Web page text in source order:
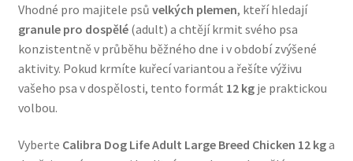
Vodítka a obojky
Wolf of Wilderness
Vhodné pro majitele psů velkých plemen, kteří hledají
granule pro dospělé(adult) a chtějí krmit svého psa
konzistentně v průběhu běžného dne i v období zvýšené
aktivity. Pokud krmíte kuřecí variantou a řešíte výživu
vašeho psa v dospělosti, tento formát 12 kgje praktickou
volbou.
Vyberte Calibra Dog Life Adult Large Breed Chicken 12 kga